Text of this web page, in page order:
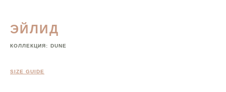
ЭЙЛИД
КОЛЛЕКЦИЯ: DUNE
SIZE GUIDE